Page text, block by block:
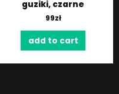
guziki, czarne
99zł
add to cart